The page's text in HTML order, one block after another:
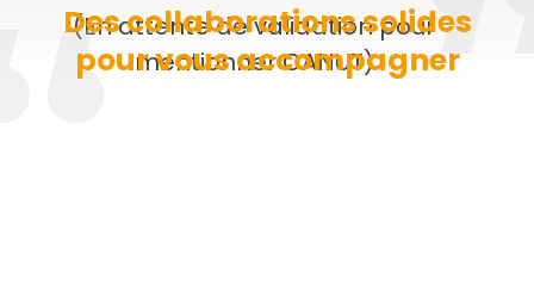
Des collaborations solides
pour vous accompagner
(En attente de validation pour
mentionner CANUT)